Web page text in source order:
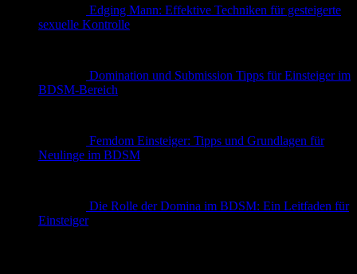
Edging Mann: Effektive Techniken für gesteigerte
sexuelle Kontrolle
Domination und Submission Tipps für Einsteiger im
BDSM-Bereich
Femdom Einsteiger: Tipps und Grundlagen für
Neulinge im BDSM
Die Rolle der Domina im BDSM: Ein Leitfaden für
Einsteiger